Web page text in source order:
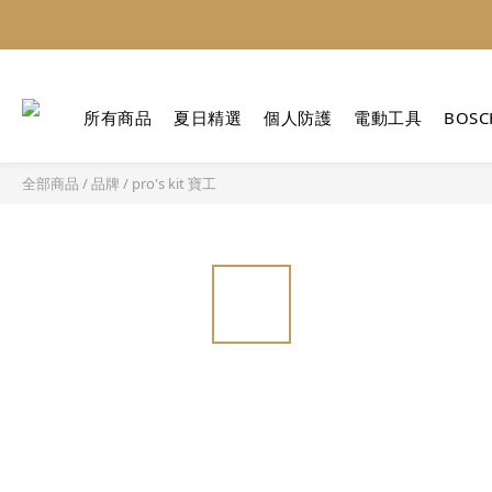
所有商品 夏日精選 個人防護 電動工具
全部商品 /品牌 / pro's kit 寶工